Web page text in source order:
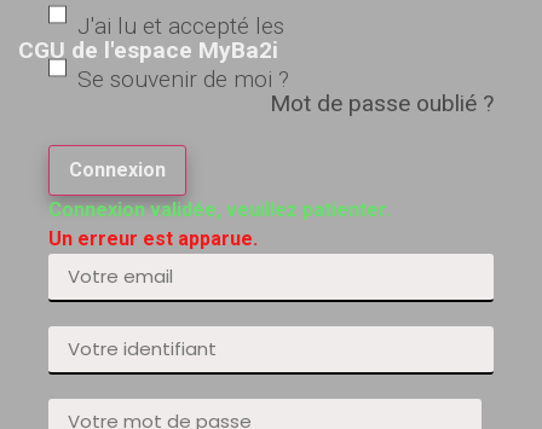
J'ai lu et accepté les
CGU de l'espace MyBa2i
Se souvenir de moi ?
Mot de passe oublié ?
Connexion
Connexion validée, veuillez patienter.
Un erreur est apparue.